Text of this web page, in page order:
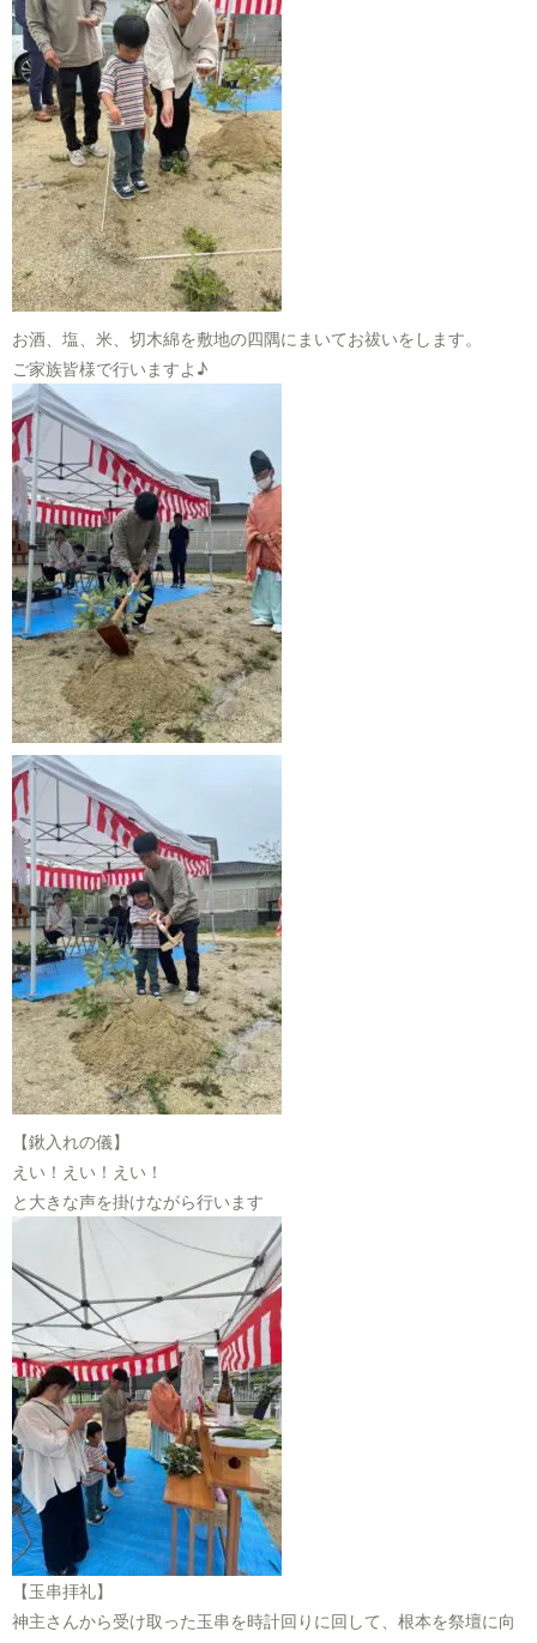
お酒、塩、米、切木綿を敷地の四隅にまいてお祓いをします。
ご家族皆様で行いますよ♪
【鍬入れの儀】
えい！えい！えい！
と大きな声を掛けながら行います
【玉串拝礼】
神主さんから受け取った玉串を時計回りに回して、根本を祭壇に向